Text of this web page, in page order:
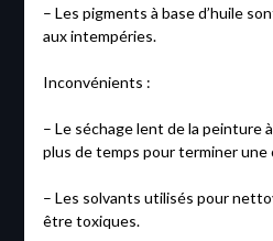
– Les pigments à base d’huile
aux intempéries.
Inconvénients :
– Le séchage lent de la peinture
plus de temps pour terminer
– Les solvants utilisés pour
être toxiques.